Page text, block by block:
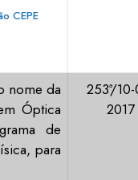
CEPE
nome da
Óptica
de
para
253ª/
2017